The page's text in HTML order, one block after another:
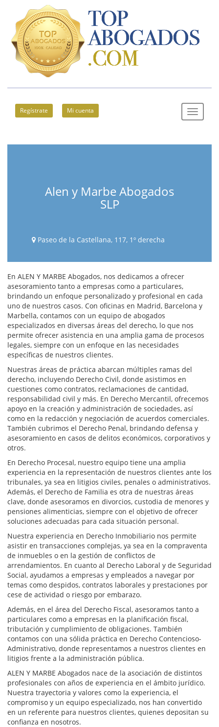
Regístrate Mi cuenta
Alen y Marbe Abogados
SLP
Paseo de la Castellana, 117, 1º derecha
En ALEN Y MARBE Abogados, nos dedicamos a ofrecer
asesoramiento tanto a empresas como a particulares,
brindando un enfoque personalizado y profesional en cada
uno de nuestros casos. Con oficinas en Madrid, Barcelona y
Marbella, contamos con un equipo de abogados
especializados en diversas áreas del derecho, lo que nos
permite ofrecer asistencia en una amplia gama de procesos
legales, siempre con un enfoque en las necesidades
específicas de nuestros clientes.
Nuestras áreas de práctica abarcan múltiples ramas del
derecho, incluyendo Derecho Civil, donde asistimos en
cuestiones como contratos, reclamaciones de cantidad,
responsabilidad civil y más. En Derecho Mercantil, ofrecemos
apoyo en la creación y administración de sociedades, así
como en la redacción y negociación de acuerdos comerciales.
También cubrimos el Derecho Penal, brindando defensa y
asesoramiento en casos de delitos económicos, corporativos y
otros.
En Derecho Procesal, nuestro equipo tiene una amplia
experiencia en la representación de nuestros clientes ante los
tribunales, ya sea en litigios civiles, penales o administrativos.
Además, el Derecho de Familia es otra de nuestras áreas
clave, donde asesoramos en divorcios, custodia de menores y
pensiones alimenticias, siempre con el objetivo de ofrecer
soluciones adecuadas para cada situación personal.
Nuestra experiencia en Derecho Inmobiliario nos permite
asistir en transacciones complejas, ya sea en la compraventa
de inmuebles o en la gestión de conflictos de
arrendamientos. En cuanto al Derecho Laboral y de Seguridad
Social, ayudamos a empresas y empleados a navegar por
temas como despidos, contratos laborales y prestaciones por
cese de actividad o riesgo por embarazo.
Además, en el área del Derecho Fiscal, asesoramos tanto a
particulares como a empresas en la planificación fiscal,
tributación y cumplimiento de obligaciones. También
contamos con una sólida práctica en Derecho Contencioso-
Administrativo, donde representamos a nuestros clientes en
litigios frente a la administración pública.
ALEN Y MARBE Abogados nace de la asociación de distintos
profesionales con años de experiencia en el ámbito jurídico.
Nuestra trayectoria y valores como la experiencia, el
compromiso y un equipo especializado, nos han convertido
en un referente para nuestros clientes, quienes depositan su
confianza en nosotros.